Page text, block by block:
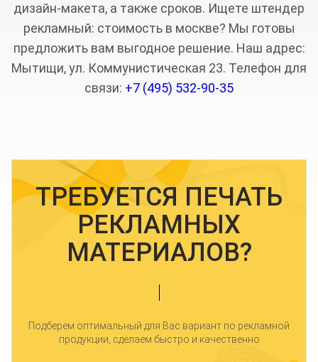
дизайн-макета, а также сроков. Ищете штендер
рекламный: стоимость в москве? Мы готовы
предложить вам выгодное решение. Наш адрес:
Мытищи, ул. Коммунистическая 23. Телефон для
связи: +7 (495) 532-90-35
ТРЕБУЕТСЯ ПЕЧАТЬ
РЕКЛАМНЫХ
МАТЕРИАЛОВ?
Подберем оптимальный для Вас вариант по рекламной
продукции, сделаем быстро и качественно